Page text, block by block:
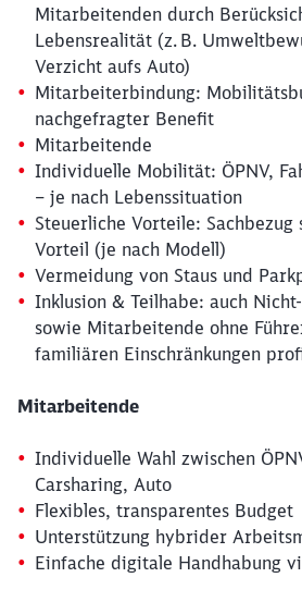
Mitarbeitenden durch
Lebensrealität (z. B.
Verzicht aufs Auto)
Mitarbeiterbindung:
nachgefragter Benefit
Mitarbeitende
Individuelle Mobilität: ÖPNV,
– je nach Lebenssituation
Steuerliche Vorteile:
Vorteil (je nach Modell)
Vermeidung von Staus und
Inklusion & Teilhabe: auch
sowie Mitarbeitende ohne
familiären Einschränkungen
Mitarbeitende
Individuelle Wahl zwischen
Carsharing, Auto
Flexibles, transparentes Budget
Unterstützung hybrider
Einfache digitale Handhabung